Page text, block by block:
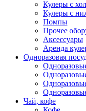
Кулеры с
Кулеры с
Помпы
Прочее
Аксессуары
Аренда
Одноразовая
Чай, кофе